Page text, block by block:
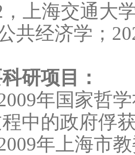
，上海交通大
共经济学；
研项目：
年国家哲
中的政府俘
年上海市